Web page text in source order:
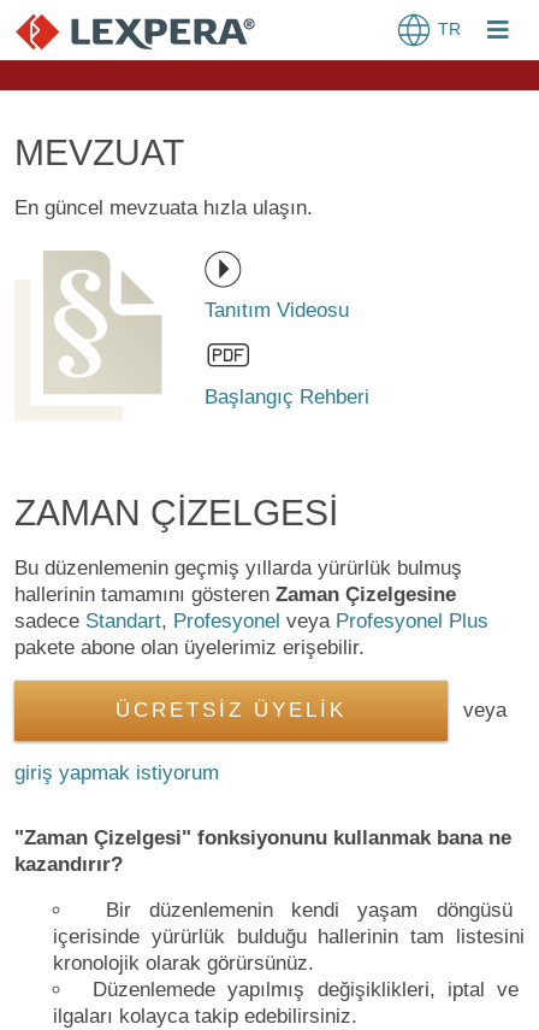
TR
MEVZUAT
En güncel mevzuata hızla ulaşın.
Tanıtım Videosu
Başlangıç Rehberi
ZAMAN ÇİZELGESİ
Bu düzenlemenin geçmiş yıllarda yürürlük bulmuş
hallerinin tamamını gösteren Zaman Çizelgesine
sadece Standart, Profesyonel veya Profesyonel Plus
pakete abone olan üyelerimiz erişebilir.
ÜCRETSİZ ÜYELİK veya
giriş yapmak istiyorum
"Zaman Çizelgesi" fonksiyonunu kullanmak bana ne
kazandırır?
Bir düzenlemenin kendi yaşam döngüsü
içerisinde yürürlük bulduğu hallerinin tam listesini
kronolojik olarak görürsünüz.
Düzenlemede yapılmış değişiklikleri, iptal ve
ilgaları kolayca takip edebilirsiniz.